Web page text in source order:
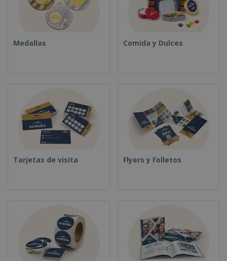
Medallas Comida y Dulces
Tarjetas de visita Flyers y Folletos